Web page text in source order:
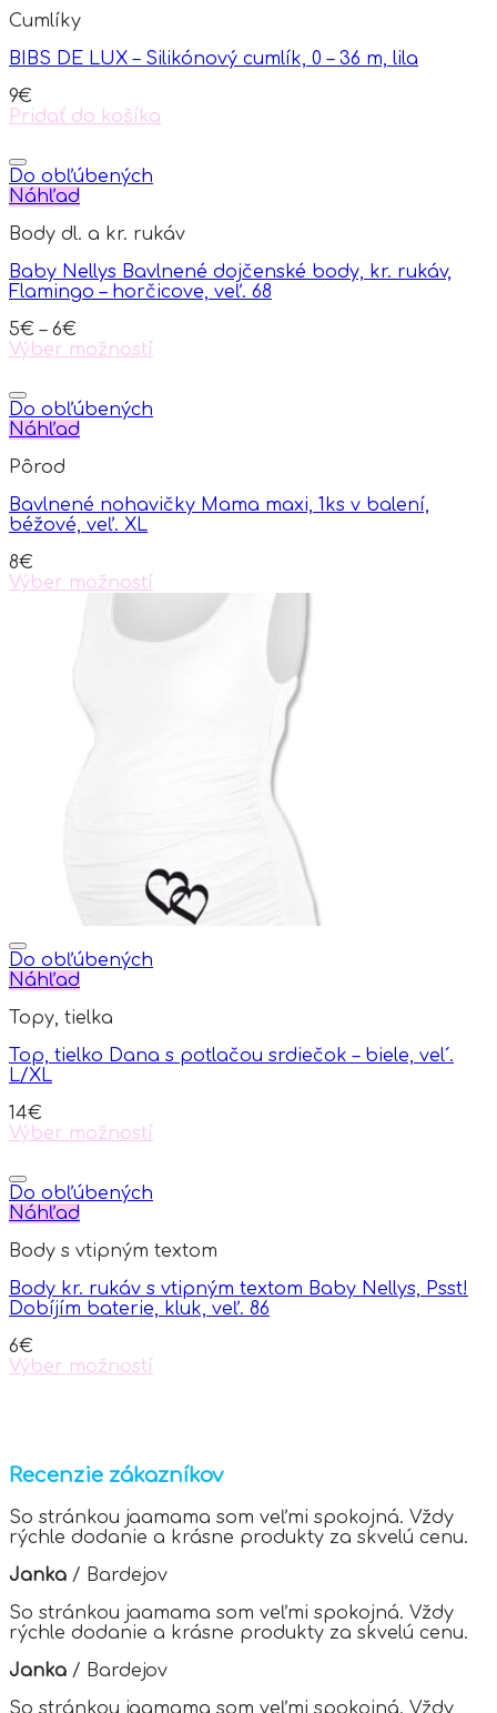
Cumlíky
BIBS DE LUX – Silikónový cumlík, 0 – 36 m, lila
9€
Pridať do košíka
Do obľúbených
Náhľad
Body dl. a kr. rukáv
Baby Nellys Bavlnené dojčenské body, kr. rukáv,
Flamingo – horčicove, veľ. 68
5€ – 6€
Výber možností
product
has
multiple
The
may
be
on
the
Do obľúbených
Náhľad
Pôrod
Bavlnené nohavičky Mama maxi, 1ks v balení,
béžové, veľ. XL
8€
Výber možností
Do obľúbených
Náhľad
Topy, tielka
Top, tielko Dana s potlačou srdiečok – biele, vel´.
L/XL
14€
Výber možností
product
has
multiple
The
may
be
on
the
Do obľúbených
Náhľad
Body s vtipným textom
Body kr. rukáv s vtipným textom Baby Nellys, Psst!
Dobíjím baterie, kluk, veľ. 86
6€
Výber možností
variants.
The
options
may
be
chosen
on
the
product
page
Recenzie zákazníkov
So stránkou jaamama som veľmi spokojná. Vždy
rýchle dodanie a krásne produkty za skvelú cenu.
Janka / Bardejov
So stránkou jaamama som veľmi spokojná. Vždy
rýchle dodanie a krásne produkty za skvelú cenu.
Janka / Bardejov
So stránkou jaamama som veľmi spokojná. Vždy